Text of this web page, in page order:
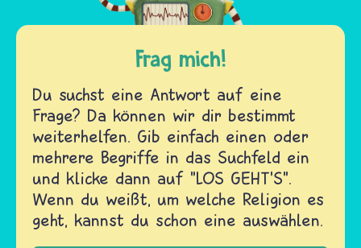
Frag mich!
Du suchst eine Antwort auf eine
Frage? Da können wir dir bestimmt
weiterhelfen. Gib einfach einen oder
mehrere Begriffe in das Suchfeld ein
und klicke dann auf "LOS GEHT'S".
Wenn du weißt, um welche Religion es
geht, kannst du schon eine auswählen.